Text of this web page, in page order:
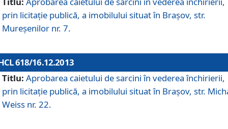
prin licitaţie publică, a imobilului situat în Braşov, str.
Mureşenilor nr. 7.
618/16.12.2013
Titlu: Aprobarea caietului de sarcini în vederea închirierii,
prin licitaţie publică, a imobilului situat în Braşov, str.
Weiss nr. 22.